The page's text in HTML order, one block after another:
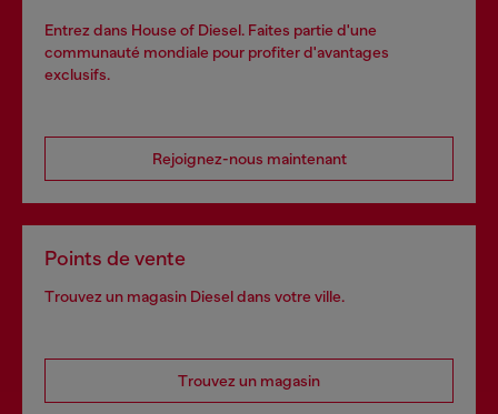
Entrez dans House of Diesel. Faites partie d'une
communauté mondiale pour profiter d'avantages
exclusifs.
Rejoignez-nous maintenant
Points de vente
Trouvez un magasin Diesel dans votre ville.
Trouvez un magasin